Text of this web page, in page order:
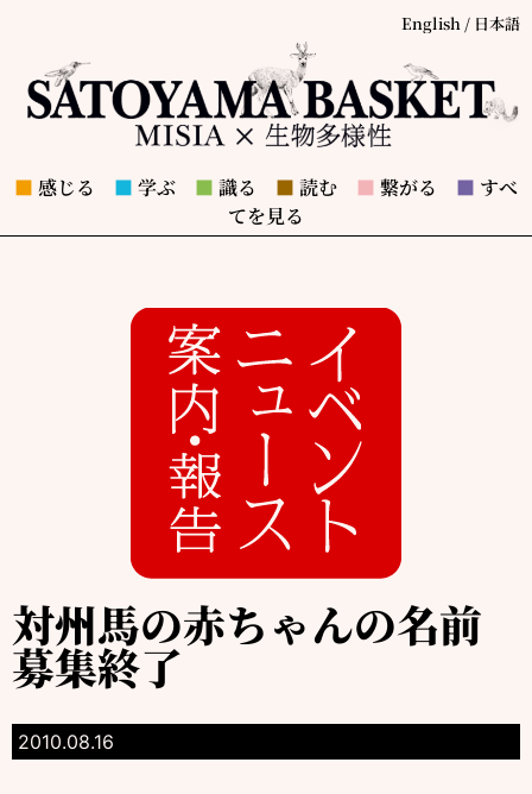
English / 日本語
■ 感じる ■ 学ぶ ■ 識る ■ 読む ■ 繋がる ■ すべ
てを見る
対州馬の赤ちゃんの名前
募集終了
2010.08.16